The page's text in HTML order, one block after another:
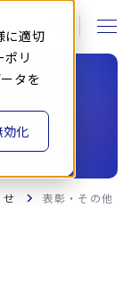
に適切
ポリ
タを
化
せ 表彰・その他